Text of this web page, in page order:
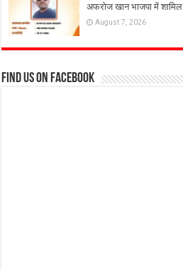
अफरोज खान भाजपा में शामिल
August 7, 2026
Find us on Facebook